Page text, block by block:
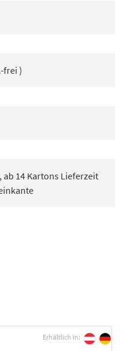
frei )
14 Kartons Lieferzeit
Erhältlich in: